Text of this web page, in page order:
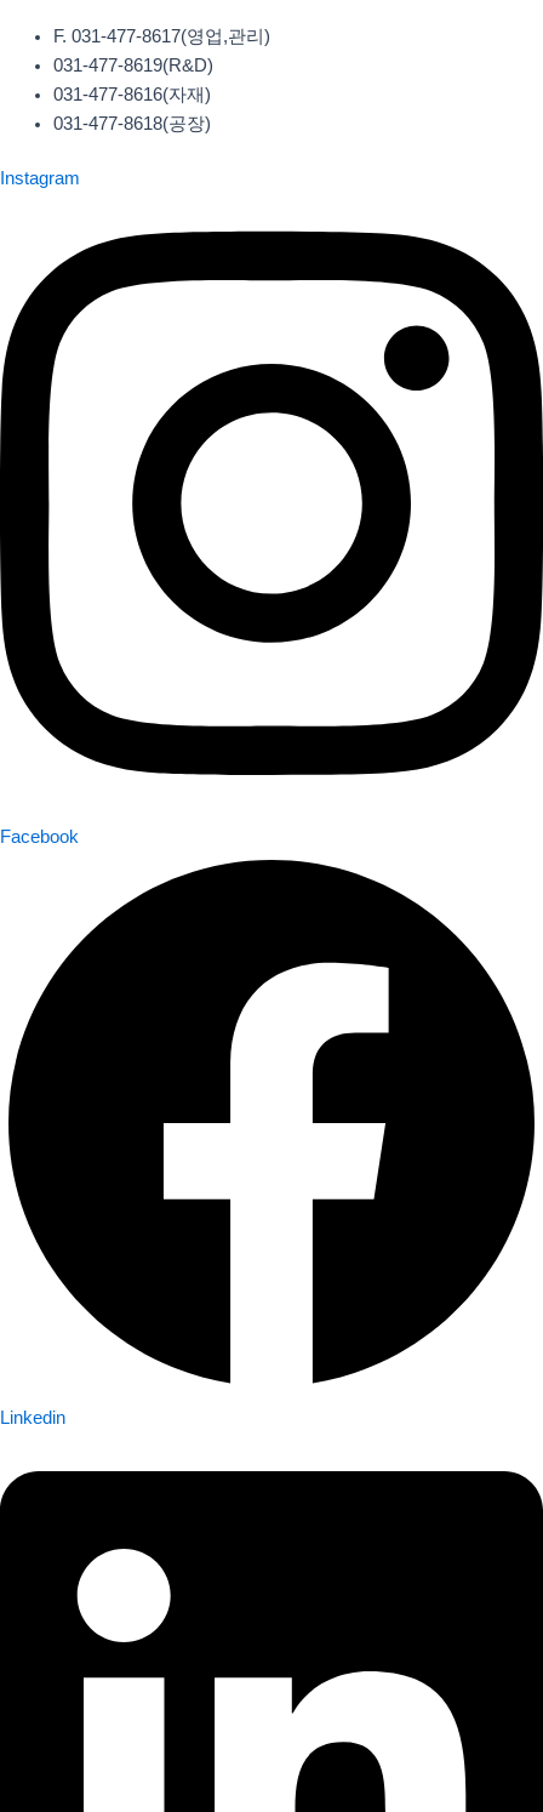
F. 031-477-8617(영업,관리)
031-477-8619(R&D)
031-477-8616(자재)​
031-477-8618(공장)​
Instagram
Facebook
Linkedin